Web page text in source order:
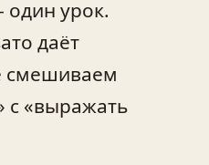
урок.
даёт
смешиваем
с «выражать